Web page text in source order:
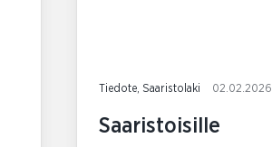
Tiedote, Saaristolaki 02.02.2026
Saaristoisille